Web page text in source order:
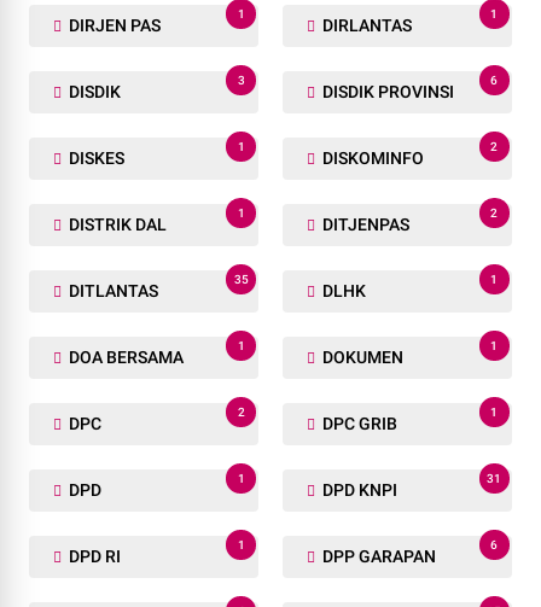
DIRJEN PAS
1
DIRLANTAS
1
DISDIK
3
DISDIK PROVINSI
6
DISKES
1
DISKOMINFO
2
DISTRIK DAL
1
DITJENPAS
2
DITLANTAS
35
DLHK
1
DOA BERSAMA
1
DOKUMEN
1
DPC
2
DPC GRIB
1
DPD
1
DPD KNPI
31
DPD RI
1
DPP GARAPAN
6